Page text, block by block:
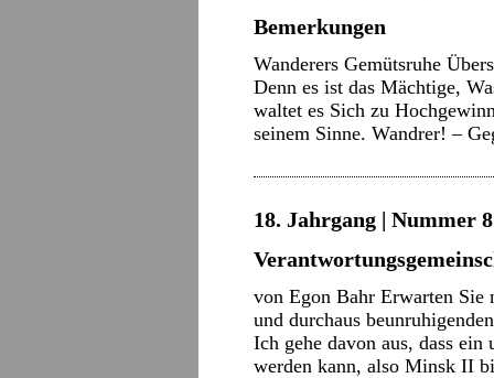
Bemerkungen
Wanderers Gemütsruhe
Denn es ist das Mächtige,
waltet es Sich zu
seinem Sinne. Wandrer! –
18. Jahrgang | Nummer
von Egon Bahr Erwarten Sie
und durchaus
Ich gehe davon aus, dass ein
werden kann, also Minsk II